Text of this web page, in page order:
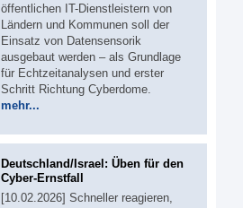
öffentlichen IT-Dienstleistern von
Ländern und Kommunen soll der
Einsatz von Datensensorik
ausgebaut werden – als Grundlage
für Echtzeitanalysen und erster
Schritt Richtung Cyberdome.
mehr...
Deutschland/Israel: Üben für den
Cyber-Ernstfall
[10.02.2026] Schneller reagieren,